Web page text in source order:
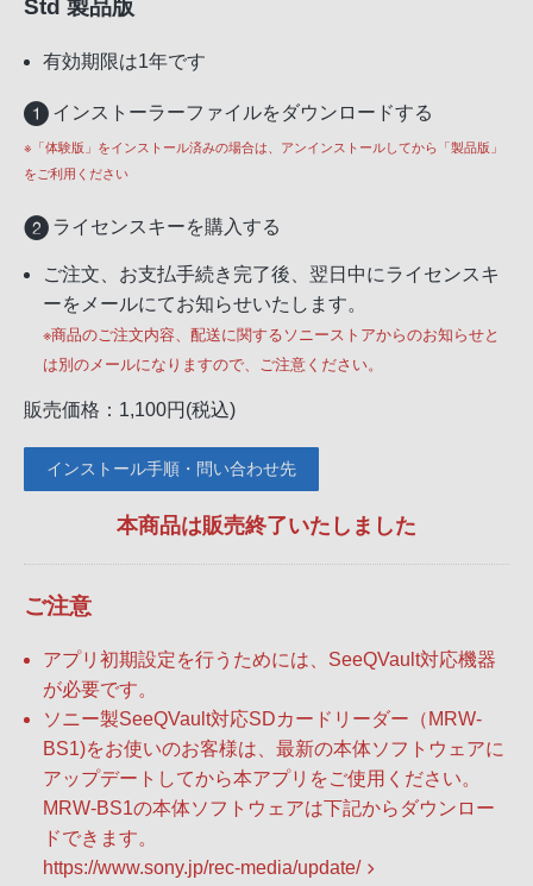
Std 製品版
有効期限は1年です
インストーラーファイルをダウンロードする
※「体験版」をインストール済みの場合は、アンインストールしてから「製品版」
をご利用ください
ライセンスキーを購入する
ご注文、お支払手続き完了後、翌日中にライセンスキ
ーをメールにてお知らせいたします。
※商品のご注文内容、配送に関するソニーストアからのお知らせと
は別のメールになりますので、ご注意ください。
販売価格：1,100円(税込)
インストール手順・問い合わせ先
本商品は販売終了いたしました
ご注意
アプリ初期設定を行うためには、SeeQVault対応機器
が必要です。
ソニー製SeeQVault対応SDカードリーダー（MRW-
BS1)をお使いのお客様は、最新の本体ソフトウェアに
アップデートしてから本アプリをご使用ください。
MRW-BS1の本体ソフトウェアは下記からダウンロー
ドできます。
https://www.sony.jp/rec-media/update/